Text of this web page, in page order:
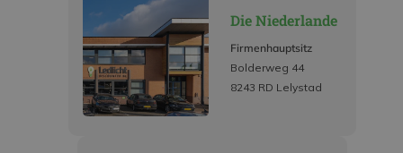
Die Niederlande
Firmenhauptsitz
Bolderweg 44
8243 RD Lelystad